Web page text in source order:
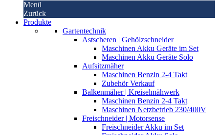
Menü
Zurück
Produkte
Gartentechnik
Astscheren | Gehölzschneider
Maschinen Akku Geräte im Set
Maschinen Akku Geräte Solo
Aufsitzmäher
Maschinen Benzin 2-4 Takt
Zubehör Verkauf
Balkenmäher | Kreiselmähwerk
Maschinen Benzin 2-4 Takt
Maschinen Netzbetrieb 230/400V
Freischneider | Motorsense
Freischneider Akku im Set